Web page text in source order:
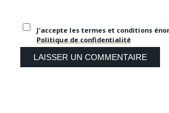
J'accepte les termes et conditions
Politique de confidentialité